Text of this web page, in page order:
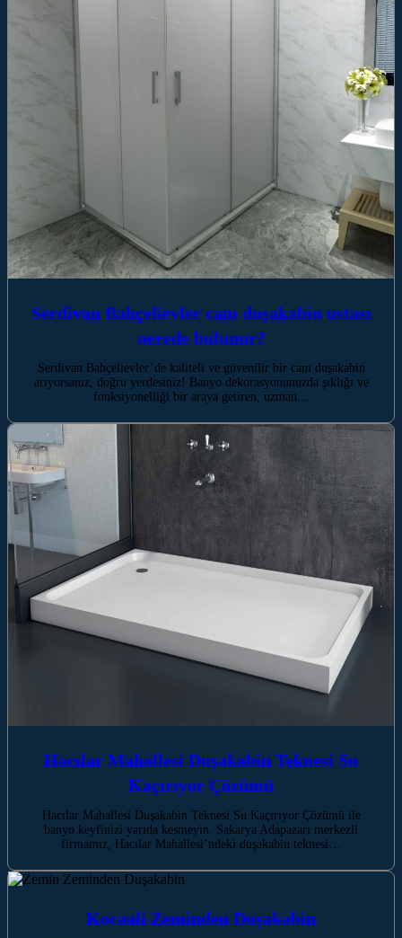
Serdivan Bahçelievler cam duşakabin ustası
nerede bulunur?
Serdivan Bahçelievler’de kaliteli ve güvenilir bir cam duşakabin
arıyorsanız, doğru yerdesiniz! Banyo dekorasyonunuzda şıklığı ve
fonksiyonelliği bir araya getiren, uzman…
Hacılar Mahallesi Duşakabin Teknesi Su
Kaçırıyor Çözümü
Hacılar Mahallesi Duşakabin Teknesi Su Kaçırıyor Çözümü ile
banyo keyfinizi yarıda kesmeyin. Sakarya Adapazarı merkezli
firmamız, Hacılar Mahallesi’ndeki duşakabin teknesi…
Kocaali Zeminden Duşakabin